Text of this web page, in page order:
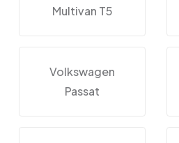
Multivan T5
Volkswagen
Passat